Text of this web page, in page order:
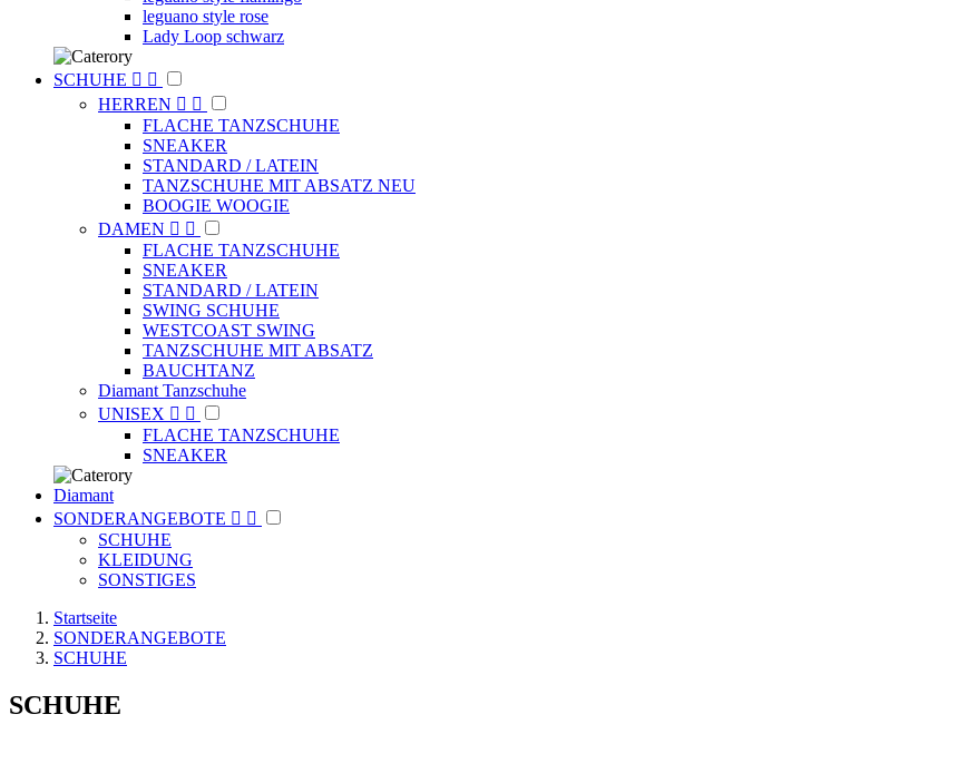
leguano style rose
Lady Loop schwarz
SCHUHE  
HERREN  
FLACHE TANZSCHUHE
SNEAKER
STANDARD / LATEIN
TANZSCHUHE MIT ABSATZ NEU
BOOGIE WOOGIE
DAMEN  
FLACHE TANZSCHUHE
SNEAKER
STANDARD / LATEIN
SWING SCHUHE
WESTCOAST SWING
TANZSCHUHE MIT ABSATZ
BAUCHTANZ
Diamant Tanzschuhe
UNISEX  
FLACHE TANZSCHUHE
SNEAKER
Diamant
SONDERANGEBOTE  
SCHUHE
KLEIDUNG
SONSTIGES
Startseite
SONDERANGEBOTE
SCHUHE
SCHUHE